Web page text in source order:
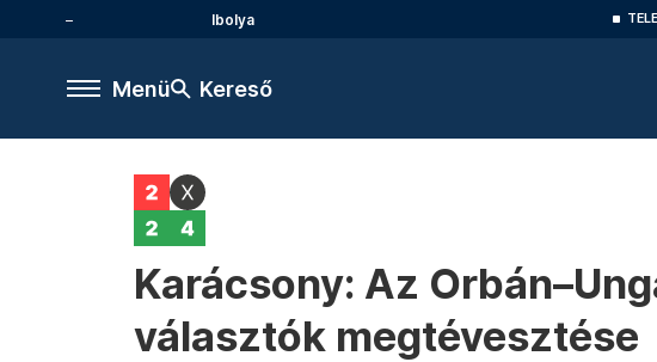
Ibolya
Menü Kereső
Karácsony: Az
választók megtévesztése